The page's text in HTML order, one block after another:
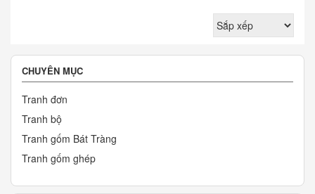
CHUYÊN MỤC
Tranh đơn
Tranh bộ
Tranh gốm Bát Tràng
Tranh gốm ghép